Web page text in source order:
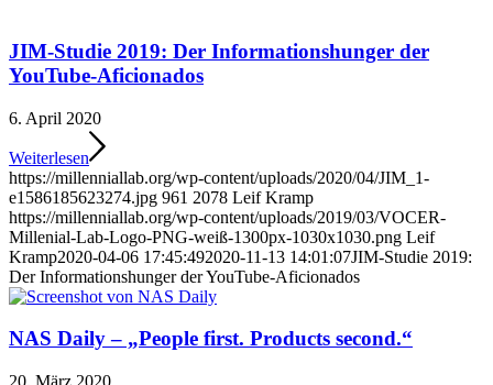
JIM-Studie 2019: Der Informationshunger der
YouTube-Aficionados
6. April 2020
Weiterlesen
https://millenniallab.org/wp-content/uploads/2020/04/JIM_1-
e1586185623274.jpg 961 2078 Leif Kramp
https://millenniallab.org/wp-content/uploads/2019/03/VOCER-
Millenial-Lab-Logo-PNG-weiß-1300px-1030x1030.png Leif
Kramp2020-04-06 17:45:492020-11-13 14:01:07JIM-Studie 2019:
Der Informationshunger der YouTube-Aficionados
NAS Daily – „People first. Products second.“
20. März 2020